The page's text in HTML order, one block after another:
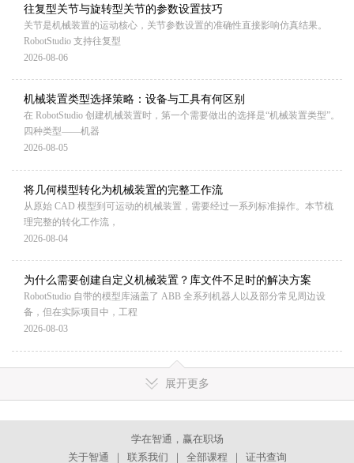
往复型关节与旋转型关节的参数设置技巧
关节是机械装置的运动核心，关节参数设置的准确性直接影响仿真结果。
RobotStudio 支持往复型
2026-08-06
机械装置类型选择策略：设备与工具有何区别
在 RobotStudio 创建机械装置时，第一个需要做出的选择是“机械装置类型”。
四种类型——机器
2026-08-05
将几何模型转化为机械装置的完整工作流
从原始 CAD 模型到可运动的机械装置，需要经过一系列标准操作。本节梳
理完整的转化工作流，
2026-08-04
为什么需要创建自定义机械装置？库文件不足时的解决方案
RobotStudio 自带的模型库涵盖了 ABB 全系列机器人以及部分常见周边设
备，但在实际项目中，工程
2026-08-03
展开更多
学在智通，赢在职场
关于智通
｜ 联系我们 ｜ 全部课程 ｜ 证书查询